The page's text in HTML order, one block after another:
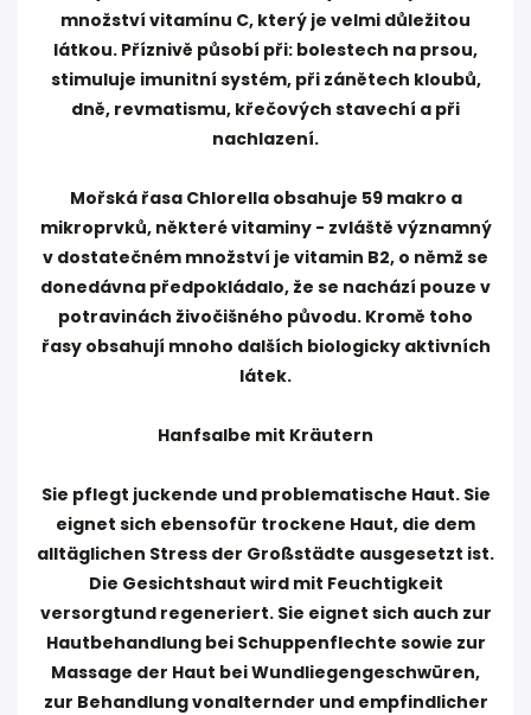
množství vitamínu C, který je velmi důležitou
látkou. Příznivě působí při: bolestech na prsou,
stimuluje imunitní systém, při zánětech kloubů,
dně, revmatismu, křečových stavechí a při
nachlazení.
Mořská řasa Chlorella obsahuje 59 makro a
mikroprvků, některé vitaminy - zvláště významný
v dostatečném množství je vitamin B2, o němž se
donedávna předpokládalo, že se nachází pouze v
potravinách živočišného původu. Kromě toho
řasy obsahují mnoho dalších biologicky aktivních
látek.
Hanfsalbe mit Kräutern
Sie pflegt juckende und problematische Haut. Sie
eignet sich ebensofür trockene Haut, die dem
alltäglichen Stress der Großstädte ausgesetzt ist.
Die Gesichtshaut wird mit Feuchtigkeit
versorgtund regeneriert. Sie eignet sich auch zur
Hautbehandlung bei Schuppenflechte sowie zur
Massage der Haut bei Wundliegengeschwüren,
zur Behandlung vonalternder und empfindlicher